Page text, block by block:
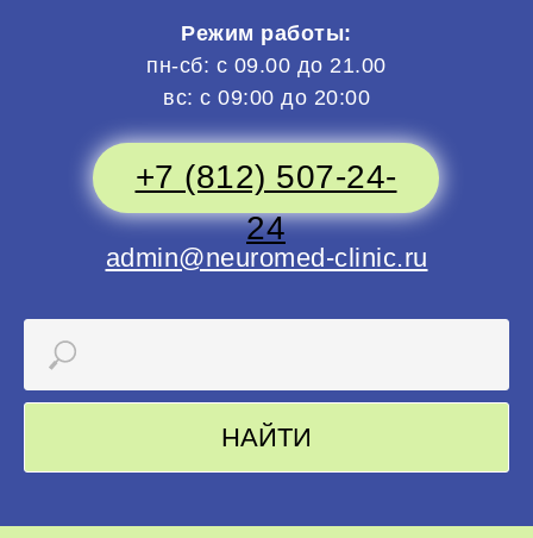
Режим работы:
пн-сб: с 09.00 до 21.00
вс: с 09:00 до 20:00
admin@neuromed-clinic.ru
+7 (812) 507-24-
24
НАЙТИ